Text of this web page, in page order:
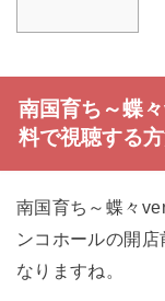
南国育ち～蝶
料で視聴する
南国育ち～蝶々
ンコホールの開
なりますね。